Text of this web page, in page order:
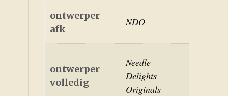
ontwerper
afk
NDO
ontwerper
volledig
Needle
Delights
Originals